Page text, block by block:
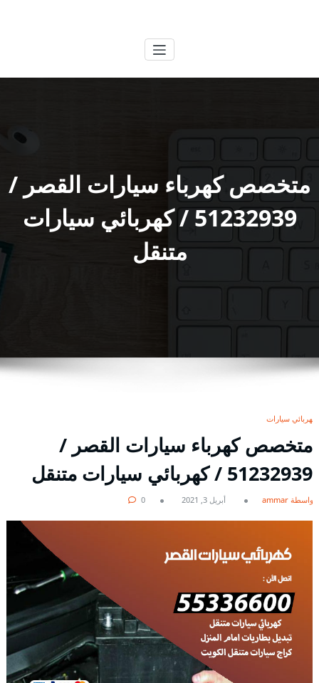
متخصص كهرباء سيارات القصر /
51232939‬ / كهربائي سيارات
متنقل
كهربائي سيارات
متخصص كهرباء سيارات القصر /
51232939‬ / كهربائي سيارات متنقل
بواسطة ammar أبريل 3, 2021 0